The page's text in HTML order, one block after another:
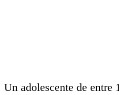
Un adolescente de entre